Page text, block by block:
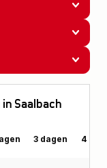
Saalbach
3 dagen 4